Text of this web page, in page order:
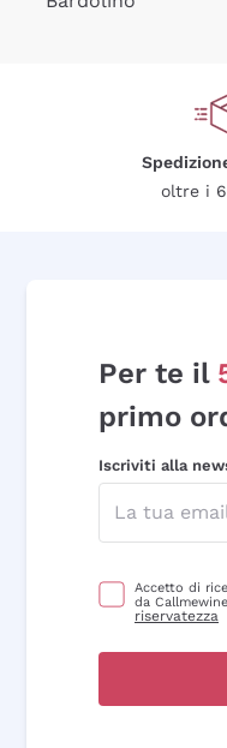
oltre i
Per te il
primo
Iscriviti alla
Accetto di
da
riservatezza